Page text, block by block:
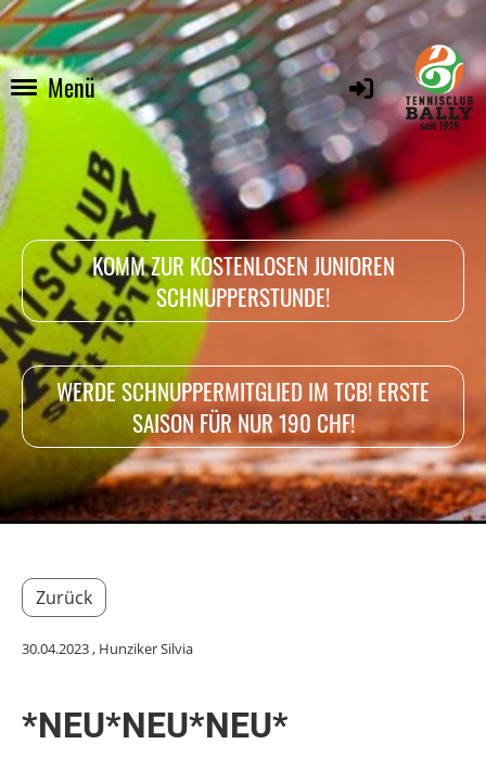
Menü
KOMM ZUR KOSTENLOSEN JUNIOREN
SCHNUPPERSTUNDE!
WERDE SCHNUPPERMITGLIED IM TCB! ERSTE
SAISON FÜR NUR 190 CHF!
Zurück
30.04.2023, Hunziker Silvia
*NEU*NEU*NEU*